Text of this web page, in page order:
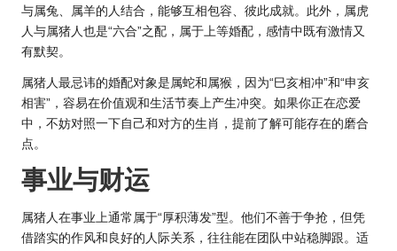
与属兔、属羊的人结合，能够互相包容、彼此成就。此外，属虎
人与属猪人也是“六合”之配，属于上等婚配，感情中既有激情又
有默契。
属猪人最忌讳的婚配对象是属蛇和属猴，因为“巳亥相冲”和“申亥
相害”，容易在价值观和生活节奏上产生冲突。如果你正在恋爱
中，不妨对照一下自己和对方的生肖，提前了解可能存在的磨合
点。
事业与财运
属猪人在事业上通常属于“厚积薄发”型。他们不善于争抢，但凭
借踏实的作风和良好的人际关系，往往能在团队中站稳脚跟。适